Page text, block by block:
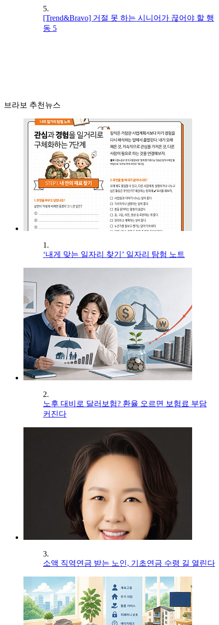
5.
[Trend&Bravo] 거절 못 하는 시니어가 끊어야 할 행
동 5
브라보 추천뉴스
1.
‘내게 맞는 일자리 찾기’ 일자리 탐험 노트
2.
노후 대비로 달러보험? 환율 오르면 보험료 부담
커진다
3.
소액 직역연금 받는 노인, 기초연금 수령 길 열린다